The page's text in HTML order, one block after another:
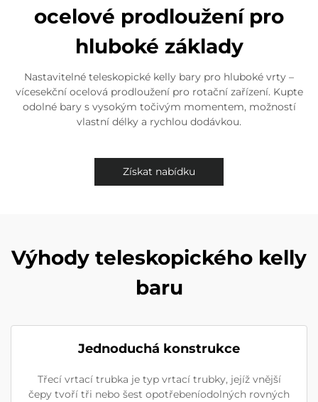
ocelové prodloužení pro
hluboké základy
Nastavitelné teleskopické kelly bary pro hluboké vrty –
vícesekční ocelová prodloužení pro rotační zařízení. Kupte
odolné bary s vysokým točivým momentem, možností
vlastní délky a rychlou dodávkou.
Získat nabídku
Výhody teleskopického kelly
baru
Jednoduchá konstrukce
Třecí vrtací trubka je typ vrtací trubky, jejíž vnější
čepy tvoří tři nebo šest opotřebeníodolných rovných